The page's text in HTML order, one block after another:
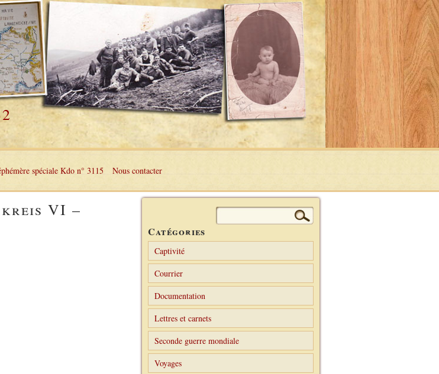
spéciale Kdo n° 3115 Nous contacter
VI –
Rechercher :
Catégories
Captivité
Courrier
Documentation
Lettres et carnets
Seconde guerre mondiale
Voyages